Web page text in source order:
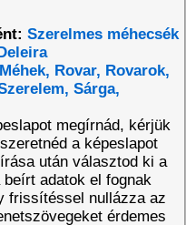
Szerelmes méhecsék
Méhek, Rovar, Rovarok,
Sárga,
megírnád, kérjük
a képeslapot
után választod ki a
adatok el fognak
frissítéssel nullázza az
érdemes